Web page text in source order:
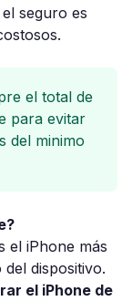
seguro es
el total de
para evitar
del minimo
el iPhone más
dispositivo.
el iPhone de